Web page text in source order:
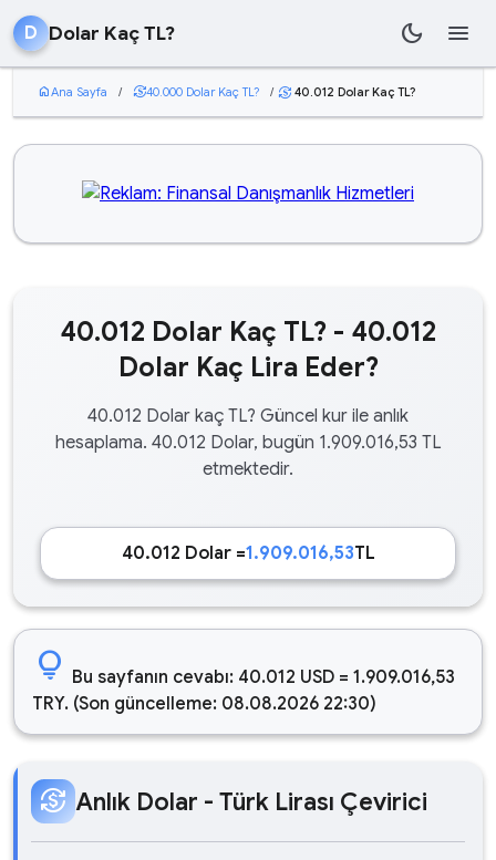
D Dolar Kaç TL? dark_mode menu
homeAna Sayfa / currency_exchange40.000 Dolar Kaç TL? / currency_exchange 40.012 Dolar Kaç TL?
40.012 Dolar Kaç TL? - 40.012
Dolar Kaç Lira Eder?
40.012 Dolar kaç TL? Güncel kur ile anlık
hesaplama. 40.012 Dolar, bugün 1.909.016,53 TL
etmektedir.
40.012 Dolar =1.909.016,53TL
lightbulb Bu sayfanın cevabı: 40.012 USD = 1.909.016,53
TRY. (Son güncelleme: 08.08.2026 22:30)
currency_exchange Anlık Dolar - Türk Lirası Çevirici